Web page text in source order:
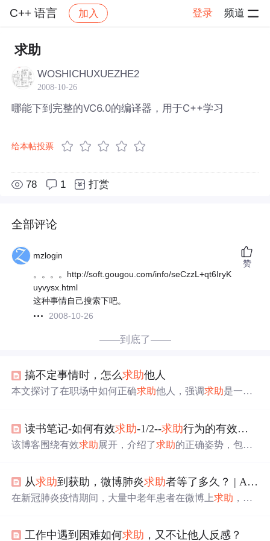
C++ 语言 加入 登录 频道
社区
求助
WOSHICHUXUEZHE2
2008-10-26
哪能下到完整的VC6.0的编译器，用于C++学习
给本帖投票
78 1 打赏
全部评论
mzlogin
。。。。http://soft.gougou.com/info/seCzzL+qt6IryK
uyvysx.html
这种事情自己搜索下吧。
2008-10-26
赞
——到底了——
搞不定事情时，怎么求助他人
本文探讨了在职场中如何正确求助他人，强调求助是一种
沟通技巧。
读书笔记-如何有效求助-1/2--求助行为的有效姿态
该博客围绕有效求助展开，介绍了求助的正确姿势，包括
由，提及互惠类型，指出当今工作需依赖合作，要忍受求
助的小折磨。
从求助到获助，微博肺炎求助者等了多久？ | Alfred数据室
在新冠肺炎疫情期间，大量中老年患者在微博上求助 ，数
仅26.5%的求助者最终获得帮助。
工作中遇到困难如何求助 ，又不让他人反感？